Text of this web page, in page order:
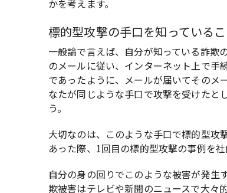
かを考えます。
標的型攻撃の手口を知っている
一般論で言えば、自分が知っている詐欺
のメールに従い、インターネット上で手
であったように、メールが届いてそのメ
なたが同じような手口で攻撃を受けた
う。
大切なのは、このような手口で標的型攻
あった際、1回目の標的型攻撃の事例を
自分の身の回りでこのような被害が発生
欺被害はテレビや新聞のニュースで大々